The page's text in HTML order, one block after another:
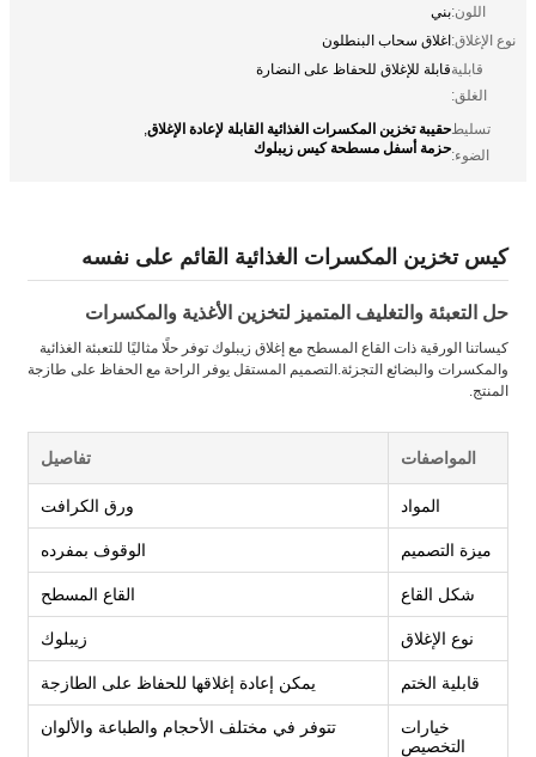
اللون:بني
نوع الإغلاق:اغلاق سحاب البنطلون
قابلية
الغلق:
قابلة للإغلاق للحفاظ على النضارة
تسليط
الضوء:
حقيبة تخزين المكسرات الغذائية القابلة لإعادة الإغلاق,
حزمة أسفل مسطحة كيس زيبلوك
كيس تخزين المكسرات الغذائية القائم على نفسه
حل التعبئة والتغليف المتميز لتخزين الأغذية والمكسرات
كيساتنا الورقية ذات القاع المسطح مع إغلاق زيبلوك توفر حلًا مثاليًا للتعبئة الغذائية
والمكسرات والبضائع التجزئة.التصميم المستقل يوفر الراحة مع الحفاظ على طازجة
المنتج.
المواصفات تفاصيل
المواد ورق الكرافت
ميزة التصميم الوقوف بمفرده
شكل القاع القاع المسطح
نوع الإغلاق زيبلوك
قابلية الختم يمكن إعادة إغلاقها للحفاظ على الطازجة
خيارات
التخصيص
تتوفر في مختلف الأحجام والطباعة والألوان